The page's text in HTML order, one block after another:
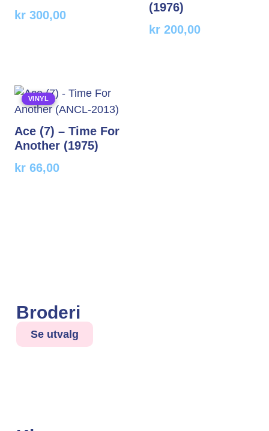
kr 300,00
(1976)
kr 200,00
VINYL
Ace (7) – Time For
Another (1975)
kr 66,00
Broderi
Se utvalg